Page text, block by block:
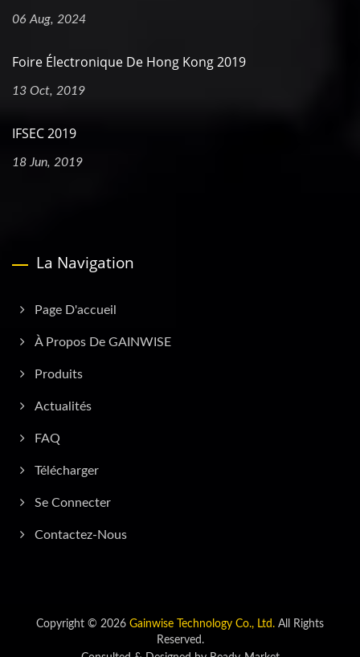
06 Aug, 2024
Foire Électronique De Hong Kong 2019
13 Oct, 2019
IFSEC 2019
18 Jun, 2019
La Navigation
Page D'accueil
À Propos De GAINWISE
Produits
Actualités
FAQ
Télécharger
Se Connecter
Contactez-Nous
Copyright © 2026 Gainwise Technology Co., Ltd. All Rights
Reserved.